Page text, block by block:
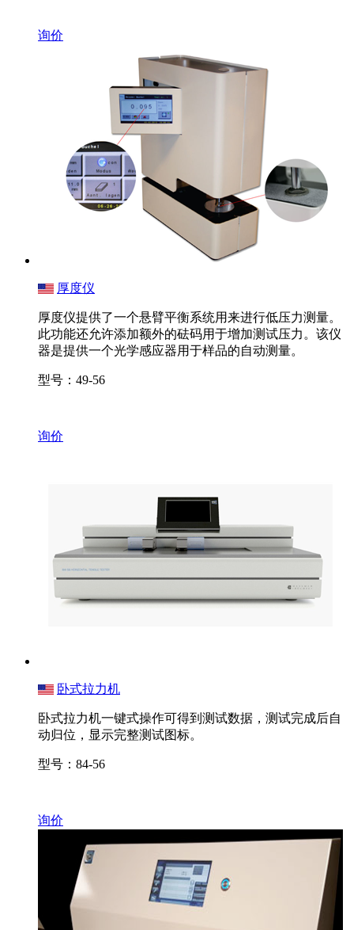
询价
厚度仪
厚度仪提供了一个悬臂平衡系统用来进行低压力测量。
此功能还允许添加额外的砝码用于增加测试压力。该仪
器是提供一个光学感应器用于样品的自动测量。
型号：49-56
询价
卧式拉力机
卧式拉力机一键式操作可得到测试数据，测试完成后自
动归位，显示完整测试图标。
型号：84-56
询价